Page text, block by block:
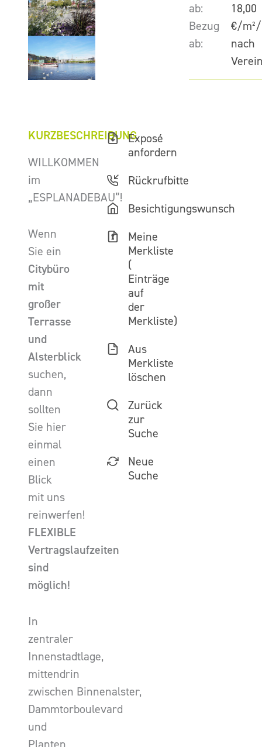
ab:
18,00
€/
Bezug
ab:
nach
KURZBESCHREIBUNG
WILLKOMMEN
im
„ESPLANADEBAU”!
Wenn
Sie ein
Citybüro
mit
großer
Terrasse
und
Alsterblick
suchen,
dann
sollten
Sie hier
einmal
einen
Blick
mit uns
reinwerfen!
FLEXIBLE
Vertragslaufzeiten
sind
möglich!
In
zentraler
Innenstadtlage,
mittendrin
zwischen Binnenalster,
Dammtorboulevard
und
Exposé
anfordern
Rückrufbitte
Besichtigungswunsch
Meine
Merkliste
(
Einträge
auf
der
Merkliste)
Aus
Merkliste
löschen
Zurück
zur
Suche
Neue
Suche